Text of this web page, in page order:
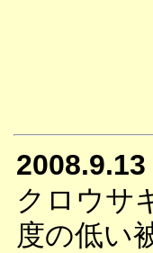
2008.9.13
クロウサ
度の低い